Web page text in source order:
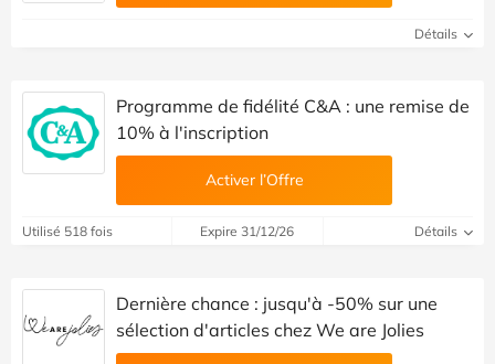
Détails
Programme de fidélité C&A : une remise de
10% à l'inscription
Activer l’Offre
Utilisé 518 fois Expire 31/12/26 Détails
Dernière chance : jusqu'à -50% sur une
sélection d'articles chez We are Jolies